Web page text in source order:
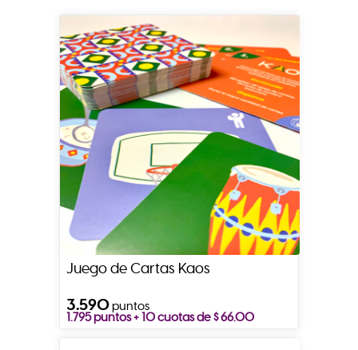
Juego de Cartas Kaos
3.590puntos
1.795 puntos + 10 cuotas de $ 66.00